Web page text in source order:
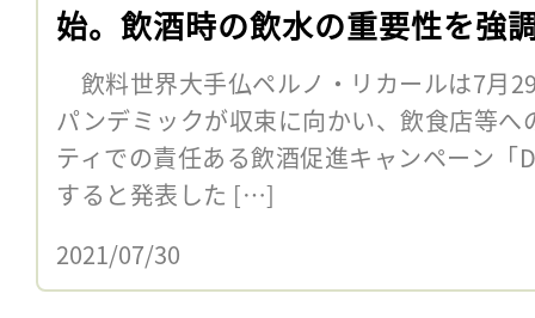
始。飲酒時の飲水の重要性を強
飲料世界大手仏ペルノ・リカールは7月
パンデミックが収束に向かい、飲食店等
ティでの責任ある飲酒促進キャンペーン
すると発表した […]
2021/07/30